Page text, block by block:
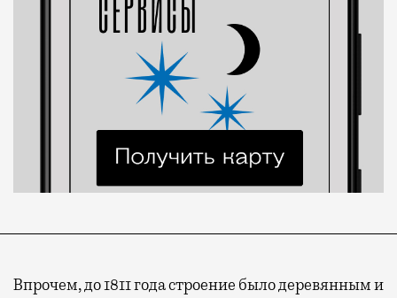
Впрочем, до 1811 года строение было деревянным и